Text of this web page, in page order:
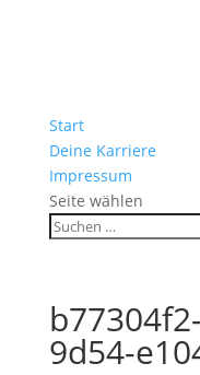
Start
Deine Karriere
Impressum
Seite wählen
9d54-